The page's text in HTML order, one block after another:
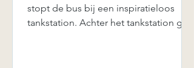
stopt de bus bij een inspiratieloos
tankstation. Achter het tankstation ga